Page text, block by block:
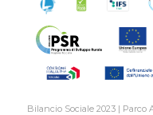
Bilancio Sociale 2023 | Parco